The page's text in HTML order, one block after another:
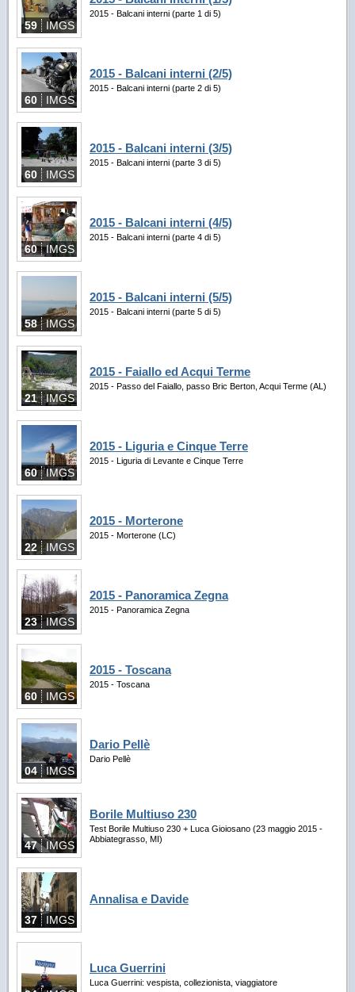
59 IMGS
2015 - Balcani interni (parte 1 di 5)
60 IMGS
2015 - Balcani interni (2/5)
2015 - Balcani interni (parte 2 di 5)
60 IMGS
2015 - Balcani interni (3/5)
2015 - Balcani interni (parte 3 di 5)
60 IMGS
2015 - Balcani interni (4/5)
2015 - Balcani interni (parte 4 di 5)
58 IMGS
2015 - Balcani interni (5/5)
2015 - Balcani interni (parte 5 di 5)
21 IMGS
2015 - Faiallo ed Acqui Terme
2015 - Passo del Faiallo, passo Bric Berton, Acqui Terme (AL)
60 IMGS
2015 - Liguria e Cinque Terre
2015 - Liguria di Levante e Cinque Terre
22 IMGS
2015 - Morterone
2015 - Morterone (LC)
23 IMGS
2015 - Panoramica Zegna
2015 - Panoramica Zegna
60 IMGS
2015 - Toscana
2015 - Toscana
04 IMGS
Dario Pellè
Dario Pellè
47 IMGS
Borile Multiuso 230
Test Borile Multiuso 230 + Luca Gioiosano (23 maggio 2015 -
Abbiategrasso, MI)
37 IMGS
Annalisa e Davide
Luca Guerrini
Luca Guerrini: vespista, collezionista, viaggiatore